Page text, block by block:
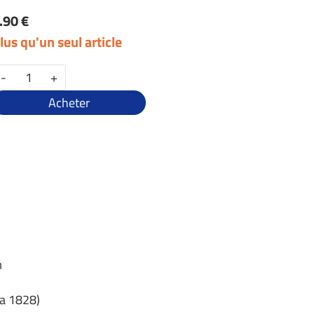
€
qu'un seul article
-
+
Acheter
1828)